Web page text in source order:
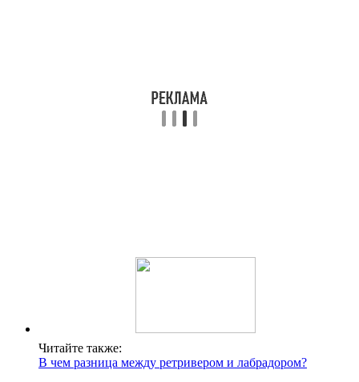
Читайте также:
В чем разница между ретривером и лабрадором?